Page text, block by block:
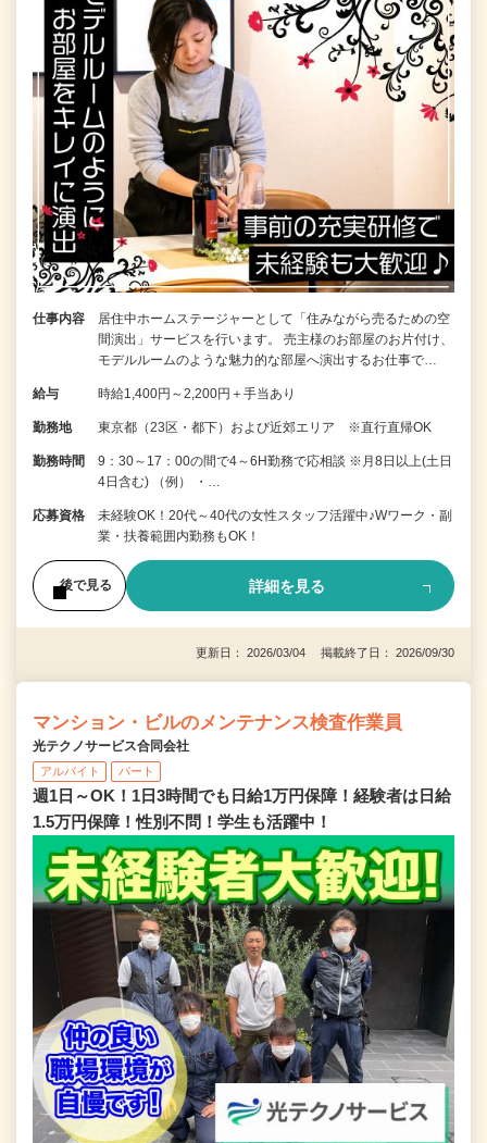
仕事内容
居住中ホームステージャーとして「住みながら売るための空
間演出」サービスを行います。 売主様のお部屋のお片付け、
モデルルームのような魅力的な部屋へ演出するお仕事で…
給与 時給1,400円～2,200円＋手当あり
勤務地 東京都（23区・都下）および近郊エリア ※直行直帰OK
勤務時間
9：30～17：00の間で4～6H勤務で応相談 ※月8日以上(土日
4日含む) （例） ・…
応募資格
未経験OK！20代～40代の女性スタッフ活躍中♪Wワーク・副
業・扶養範囲内勤務もOK！
後で見る 詳細を見る
更新日： 2026/03/04 掲載終了日： 2026/09/30
マンション・ビルのメンテナンス検査作業員
光テクノサービス合同会社
アルバイト パート
週1日～OK！1日3時間でも日給1万円保障！経験者は日給
1.5万円保障！性別不問！学生も活躍中！